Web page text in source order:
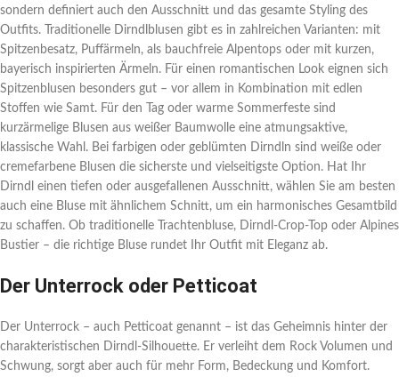
sondern definiert auch den Ausschnitt und das gesamte Styling des
Outfits. Traditionelle Dirndlblusen gibt es in zahlreichen Varianten: mit
Spitzenbesatz, Puffärmeln, als bauchfreie Alpentops oder mit kurzen,
bayerisch inspirierten Ärmeln. Für einen romantischen Look eignen sich
Spitzenblusen besonders gut – vor allem in Kombination mit edlen
Stoffen wie Samt. Für den Tag oder warme Sommerfeste sind
kurzärmelige Blusen aus weißer Baumwolle eine atmungsaktive,
klassische Wahl. Bei farbigen oder geblümten Dirndln sind weiße oder
cremefarbene Blusen die sicherste und vielseitigste Option. Hat Ihr
Dirndl einen tiefen oder ausgefallenen Ausschnitt, wählen Sie am besten
auch eine Bluse mit ähnlichem Schnitt, um ein harmonisches Gesamtbild
zu schaffen. Ob traditionelle Trachtenbluse, Dirndl-Crop-Top oder Alpines
Bustier – die richtige Bluse rundet Ihr Outfit mit Eleganz ab.
Der Unterrock oder Petticoat
Der Unterrock – auch Petticoat genannt – ist das Geheimnis hinter der
charakteristischen Dirndl-Silhouette. Er verleiht dem Rock Volumen und
Schwung, sorgt aber auch für mehr Form, Bedeckung und Komfort.